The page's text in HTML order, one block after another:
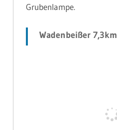
Grubenlampe.
Wadenbeißer 7,3km